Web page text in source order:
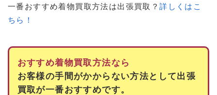
一番おすすめ着物買取方法は出張買取？詳しくはこ
ちら！
おすすめ着物買取方法なら
お客様の手間がかからない方法として出張
買取が一番おすすめです。